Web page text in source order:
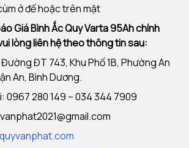
ở đế hoặc trên mặt
Giá Bình Ắc Quy Varta 95Ah chính
lòng liên hệ theo thông tin sau:
ĐT 743, Khu Phố 1B, Phường An
An, Bình Dương.
0967 280 149 – 034 344 7909